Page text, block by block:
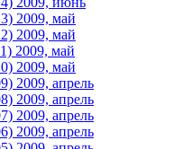
2009, май
2009, май
2009, май
2009, май
2009, апрель
2009, апрель
2009, апрель
2009, апрель